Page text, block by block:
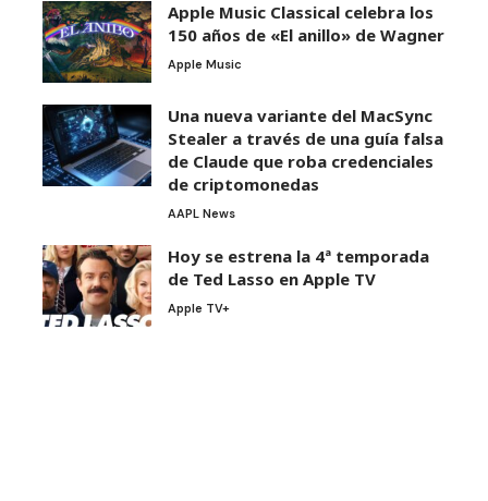
Apple Music Classical celebra los
150 años de «El anillo» de Wagner
Apple Music
Una nueva variante del MacSync
Stealer a través de una guía falsa
de Claude que roba credenciales
de criptomonedas
AAPL News
Hoy se estrena la 4ª temporada
de Ted Lasso en Apple TV
Apple TV+